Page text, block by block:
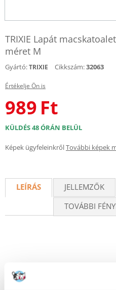
TRIXIE Lapát
méret M
Gyártó:TRIXIE Cikkszám:32063
Értékelje Ön is
989 Ft
KÜLDÉS 48 ÓRÁN BELÜL
Képek ügyfeleinkrőlTovábbi képek
LEÍRÁS JELLEMZŐK
TOVÁBBI